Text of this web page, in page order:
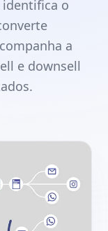
identifica o
a
e downsell